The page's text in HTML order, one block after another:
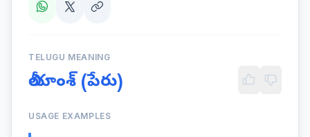
TELUGU MEANING
లీయాంశ్ (పేరు)
USAGE EXAMPLES